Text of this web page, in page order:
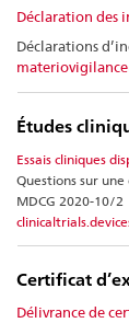
Déclaration des
Déclarations
Études
Essais cliniques
Questions sur
MDCG 2020-10/2
Certificat
Délivrance de